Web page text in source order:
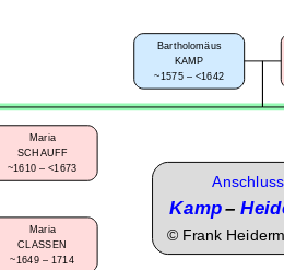
Maria
CLASSEN
~1649 – 1714
Maria
SCHAUFF
~1610 – <1673
Bartholomäus
KAMP
~1575 – <1642
Kamp–
© Frank